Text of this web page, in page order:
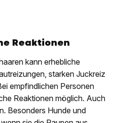
Reaktionen
kann erhebliche
starken Juckreiz
empfindlichen Personen
Reaktionen möglich. Auch
Besonders Hunde und